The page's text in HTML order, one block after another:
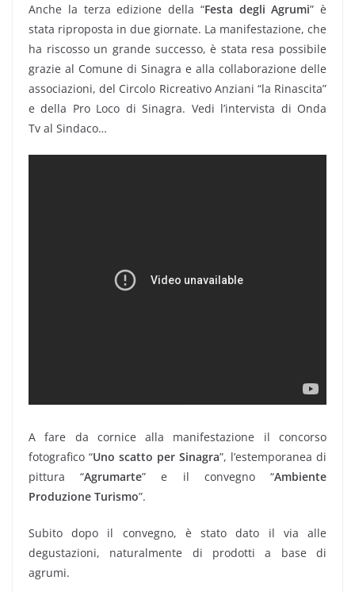
Anche la terza edizione della “Festa degli Agrumi” è
stata riproposta in due giornate. La manifestazione, che
ha riscosso un grande successo, è stata resa possibile
grazie al Comune di Sinagra e alla collaborazione delle
associazioni, del Circolo Ricreativo Anziani “la Rinascita”
e della Pro Loco di Sinagra. Vedi l’intervista di Onda
Tv al Sindaco…
A fare da cornice alla manifestazione il concorso
fotografico “Uno scatto per Sinagra”, l’estemporanea di
pittura “Agrumarte” e il convegno “Ambiente
Produzione Turismo”.
Subito dopo il convegno, è stato dato il via alle
degustazioni, naturalmente di prodotti a base di
agrumi.